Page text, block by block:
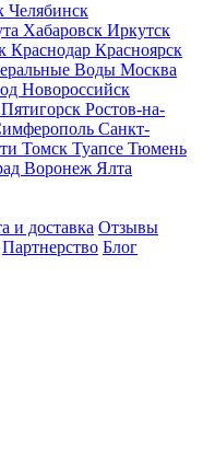
Челябинск
Хабаровск Иркутск
Краснодар Красноярск
Воды Москва
Новороссийск
Пятигорск Ростов-на-
Санкт-
Томск Туапсе Тюмень
Воронеж Ялта
и доставка Отзывы
Партнерство Блог